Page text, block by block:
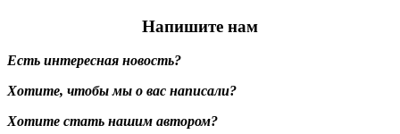
Напишите нам
Есть интересная новость?
Хотите, чтобы мы о вас написали?
Хотите стать нашим автором?